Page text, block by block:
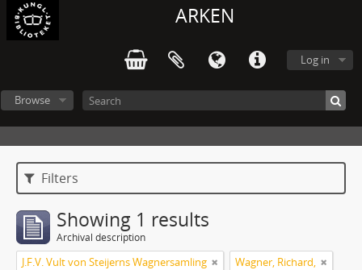
ARKEN
Log in
Browse
Filters
Showing 1 results
Archival description
J.F.V. Vult von Steijerns Wagnersamling Wagner, Richard,